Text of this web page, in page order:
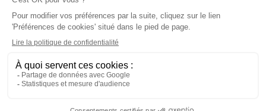
Conditions générales d’utilisation
Plan du site
Crédits photos